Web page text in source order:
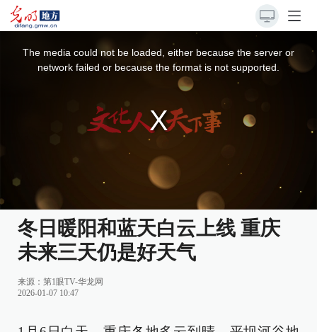
The media could not be loaded, either because the server or
network failed or because the format is not supported.
冬日暖阳和蓝天白云上线 重庆
未来三天仍是好天气
来源： 第1眼TV-华龙网
2026-01-07 10:47